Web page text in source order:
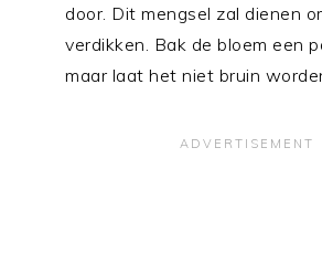
door. Dit mengsel zal dienen
verdikken. Bak de bloem een
maar laat het niet bruin